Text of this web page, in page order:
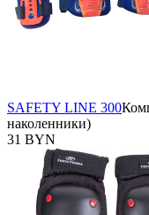
SAFETY LINE 300
наколенники)
31 BYN